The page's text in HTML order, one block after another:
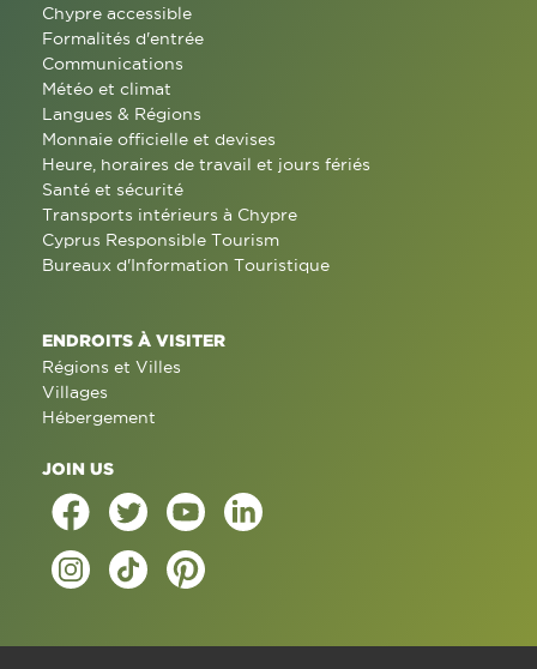
Chypre accessible
Formalités d'entrée
Communications
Météo et climat
Langues & Régions
Monnaie officielle et devises
Heure, horaires de travail et jours fériés
Santé et sécurité
Transports intérieurs à Chypre
Cyprus Responsible Tourism
Bureaux d'Information Touristique
ENDROITS À VISITER
Régions et Villes
Villages
Hébergement
JOIN US